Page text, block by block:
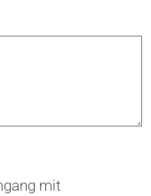
mit